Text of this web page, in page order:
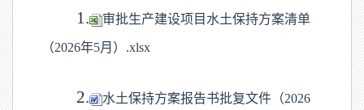
1. 审批生产建设项目水土保持方案清单
（2026年5月）.xlsx
2. 水土保持方案报告书批复文件（2026